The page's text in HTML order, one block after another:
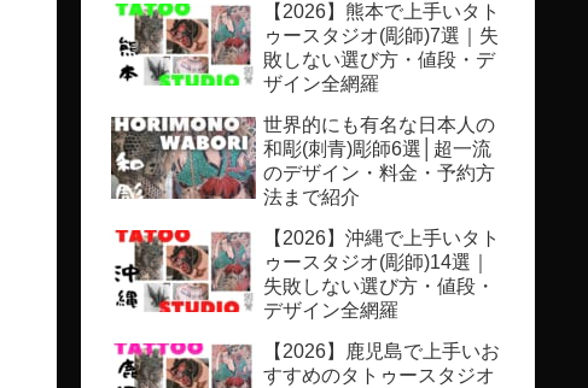
【2026】熊本で上手いタト
ゥースタジオ(彫師)7選｜失
敗しない選び方・値段・デ
ザイン全網羅
世界的にも有名な日本人の
和彫(刺青)彫師6選│超一流
のデザイン・料金・予約方
法まで紹介
【2026】沖縄で上手いタト
ゥースタジオ(彫師)14選｜
失敗しない選び方・値段・
デザイン全網羅
【2026】鹿児島で上手いお
すすめのタトゥースタジオ